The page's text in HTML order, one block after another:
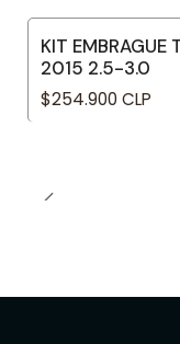
KIT EMBRAGUE
2015 2.5-3.0
$254.900 CLP